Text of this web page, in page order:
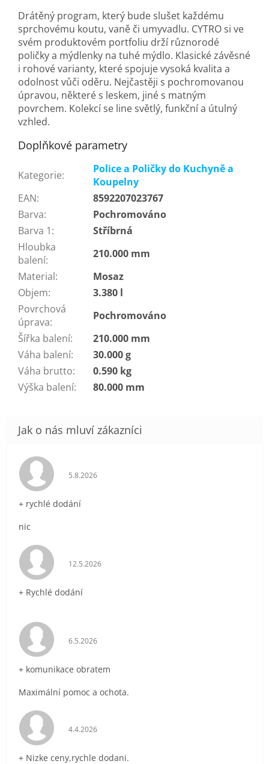
Drátěný program, který bude slušet každému
sprchovému koutu, vaně či umyvadlu. CYTRO si ve
svém produktovém portfoliu drží různorodé
poličky a mýdlenky na tuhé mýdlo. Klasické závěsné
i rohové varianty, které spojuje vysoká kvalita a
odolnost vůči oděru. Nejčastěji s pochromovanou
úpravou, některé s leskem, jiné s matným
povrchem. Kolekcí se line světlý, funkční a útulný
vzhled.
Doplňkové parametry
Kategorie:
Police a Poličky do Kuchyně a
Koupelny
EAN:
8592207023767
Barva:
Pochromováno
Barva 1:
Stříbrná
Hloubka
balení:
210.000 mm
Material:
Mosaz
Objem:
3.380 l
Povrchová
úprava:
Pochromováno
Šířka balení:
210.000 mm
Váha balení:
30.000 g
Váha brutto:
0.590 kg
Výška balení: 80.000 mm
Hodnocení obchodu je 5 z 5 hvězdiček.
5.8.2026
+ rychlé dodání
nic
Hodnocení obchodu je 5 z 5 hvězdiček.
12.5.2026
+ Rychlé dodání
Hodnocení obchodu je 5 z 5 hvězdiček.
6.5.2026
+ komunikace obratem
Maximální pomoc a ochota.
Hodnocení obchodu je 5 z 5 hvězdiček.
4.4.2026
+ Nizke ceny,rychle dodani.